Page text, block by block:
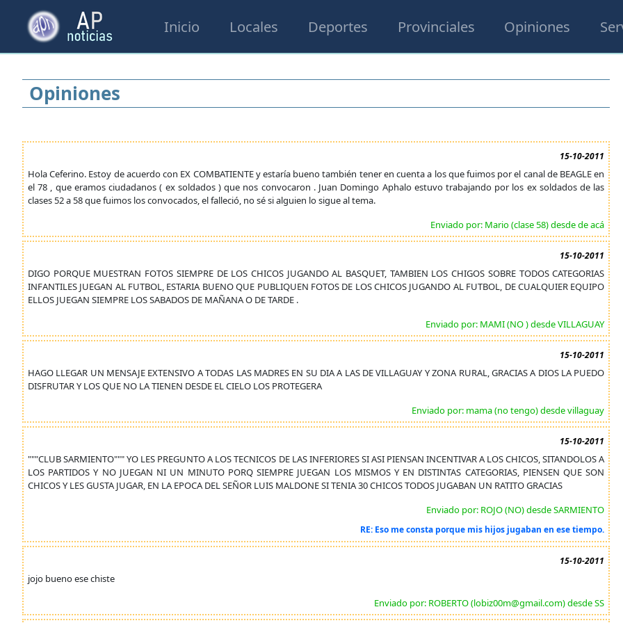
Inicio Locales Deportes Provinciales Opiniones
Opiniones
15-10-2011
Hola Ceferino. Estoy de acuerdo con EX COMBATIENTE y estaría bueno también tener en cuenta a los que fuimos por el canal de BEAGLE en
el 78 , que eramos ciudadanos ( ex soldados ) que nos convocaron . Juan Domingo Aphalo estuvo trabajando por los ex soldados de las
clases 52 a 58 que fuimos los convocados, el falleció, no sé si alguien lo sigue al tema.
Enviado por: Mario (clase 58) desde de acá
15-10-2011
DIGO PORQUE MUESTRAN FOTOS SIEMPRE DE LOS CHICOS JUGANDO AL BASQUET, TAMBIEN LOS CHIGOS SOBRE TODOS CATEGORIAS
INFANTILES JUEGAN AL FUTBOL, ESTARIA BUENO QUE PUBLIQUEN FOTOS DE LOS CHICOS JUGANDO AL FUTBOL, DE CUALQUIER EQUIPO
ELLOS JUEGAN SIEMPRE LOS SABADOS DE MAÑANA O DE TARDE .
Enviado por: MAMI (NO ) desde VILLAGUAY
15-10-2011
HAGO LLEGAR UN MENSAJE EXTENSIVO A TODAS LAS MADRES EN SU DIA A LAS DE VILLAGUAY Y ZONA RURAL, GRACIAS A DIOS LA PUEDO
DISFRUTAR Y LOS QUE NO LA TIENEN DESDE EL CIELO LOS PROTEGERA
Enviado por: mama (no tengo) desde villaguay
15-10-2011
"""CLUB SARMIENTO""" YO LES PREGUNTO A LOS TECNICOS DE LAS INFERIORES SI ASI PIENSAN INCENTIVAR A LOS CHICOS, SITANDOLOS A
LOS PARTIDOS Y NO JUEGAN NI UN MINUTO PORQ SIEMPRE JUEGAN LOS MISMOS Y EN DISTINTAS CATEGORIAS, PIENSEN QUE SON
CHICOS Y LES GUSTA JUGAR, EN LA EPOCA DEL SEÑOR LUIS MALDONE SI TENIA 30 CHICOS TODOS JUGABAN UN RATITO GRACIAS
Enviado por: ROJO (NO) desde SARMIENTO
RE: Eso me consta porque mis hijos jugaban en ese tiempo.
15-10-2011
jojo bueno ese chiste
Enviado por: ROBERTO (lobiz00m@gmail.com) desde SS